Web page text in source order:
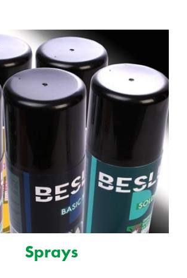
Sprays